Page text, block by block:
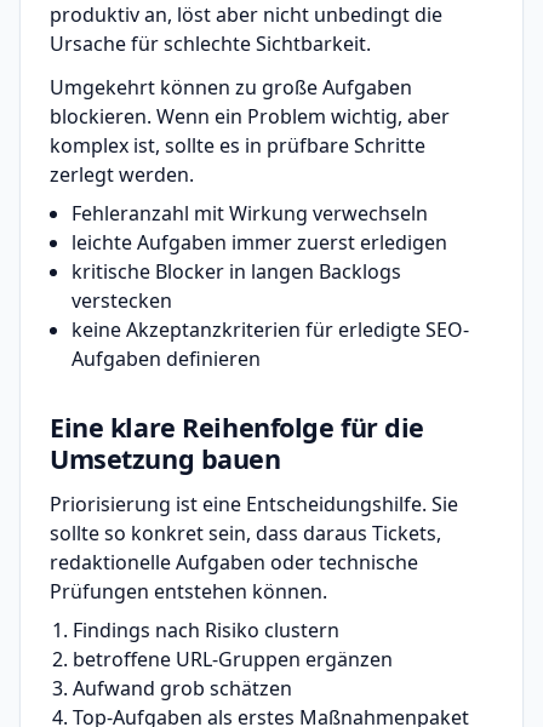
produktiv an, löst aber nicht unbedingt die
Ursache für schlechte Sichtbarkeit.
Umgekehrt können zu große Aufgaben
blockieren. Wenn ein Problem wichtig, aber
komplex ist, sollte es in prüfbare Schritte
zerlegt werden.
Fehleranzahl mit Wirkung verwechseln
leichte Aufgaben immer zuerst erledigen
kritische Blocker in langen Backlogs
verstecken
keine Akzeptanzkriterien für erledigte SEO-
Aufgaben definieren
Eine klare Reihenfolge für die
Umsetzung bauen
Priorisierung ist eine Entscheidungshilfe. Sie
sollte so konkret sein, dass daraus Tickets,
redaktionelle Aufgaben oder technische
Prüfungen entstehen können.
Findings nach Risiko clustern
betroffene URL-Gruppen ergänzen
Aufwand grob schätzen
Top-Aufgaben als erstes Maßnahmenpaket